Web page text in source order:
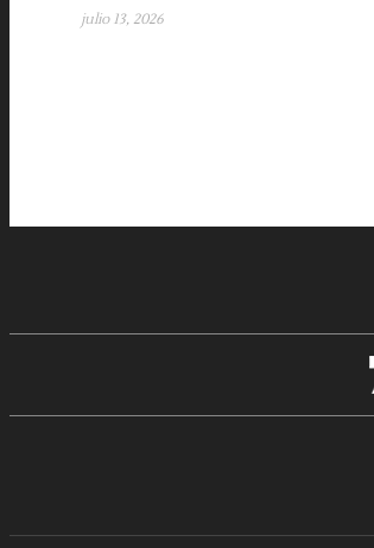
julio 13, 2026